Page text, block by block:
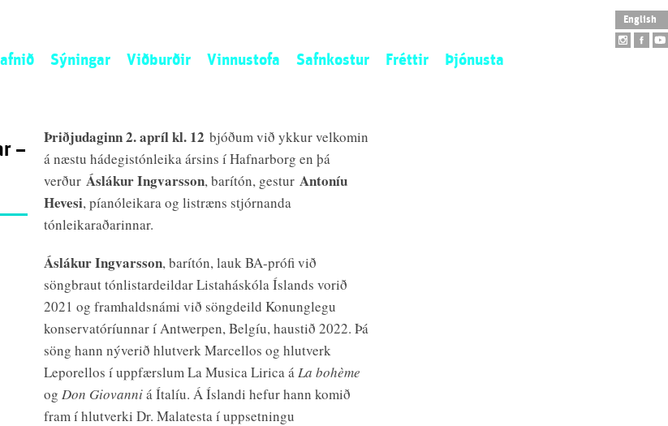
English
Sýningar
Áður
Viðburðir Vinnustofa
Opið kall
Safnkostur
Útilistaverk
Fréttir Þjónusta
–
Þriðjudaginn2.aprílkl. 12 bjóðum við ykkur velkomin
á næstu hádegistónleika ársins í Hafnarborg en þá
verðurÁslákur Ingvarsson, barítón, gesturAntoníu
Hevesi, píanóleikara og listræns stjórnanda
tónleikaraðarinnar.
Áslákur Ingvarsson, barítón, lauk BA-prófi við
söngbraut tónlistardeildar Listaháskóla Íslands vorið
2021 og framhaldsnámi við söngdeild Konunglegu
konservatóríunnar í Antwerpen, Belgíu, haustið 2022. Þá
söng hann nýverið hlutverk Marcellos og hlutverk
Leporellos í uppfærslum La Musica Lirica áLa bohème
ogDon Giovanniá Ítalíu. Á Íslandi hefur hann komið
fram í hlutverki Dr. Malatesta í uppsetningu